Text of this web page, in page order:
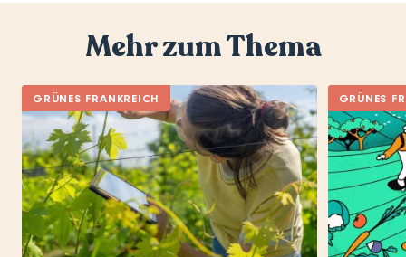
Mehr zum Thema
GRÜNES FRANKREICH GRÜNES